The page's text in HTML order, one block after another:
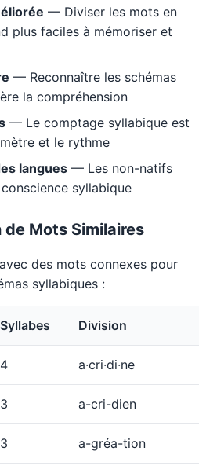
— Diviser les mots en
plus faciles à mémoriser et
— Reconnaître les schémas
la compréhension
— Le comptage syllabique est
et le rythme
langues — Les non-natifs
syllabique
de Mots Similaires
avec des mots connexes pour
syllabiques :
Syllabes Division
4 a·cri·di·ne
3 a-cri-dien
3 a-gréa-tion